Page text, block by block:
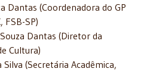
Dantas (Coordenadora do GP
FSB-SP)
Dantas (Diretor da
Cultura)
(Secretária Acadêmica,